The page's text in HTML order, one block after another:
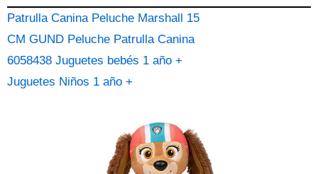
Patrulla Canina Peluche Marshall 15
CM GUND Peluche Patrulla Canina
6058438 Juguetes bebés 1 año +
Juguetes Niños 1 año +